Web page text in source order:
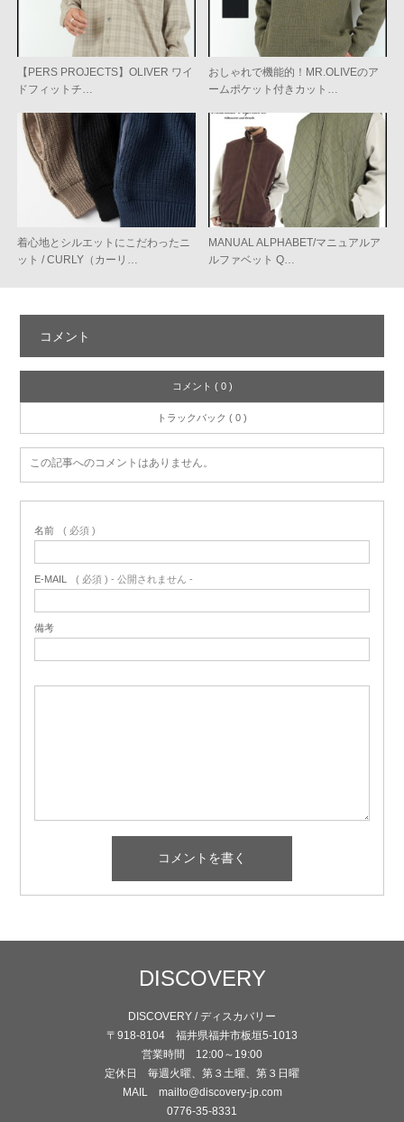
【PERS PROJECTS】OLIVER ワイ
ドフィットチ…
おしゃれで機能的！MR.OLIVEのア
ームポケット付きカット…
着心地とシルエットにこだわったニ
ット / CURLY（カーリ…
MANUAL ALPHABET/マニュアルア
ルファベット Q…
コメント
コメント ( 0 )
トラックバック ( 0 )
この記事へのコメントはありません。
名前 ( 必須 )
E-MAIL ( 必須 ) - 公開されません -
備考
DISCOVERY
DISCOVERY / ディスカバリー
〒918-8104 福井県福井市板垣5-1013
営業時間 12:00～19:00
定休日 毎週火曜、第３土曜、第３日曜
MAIL mailto@discovery-jp.com
0776-35-8331